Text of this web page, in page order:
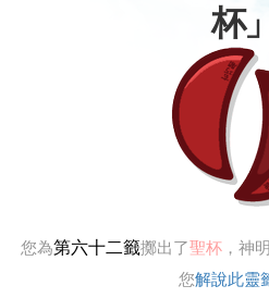
杯」
您為第六十二籤擲出了聖杯 ，神
您解說此靈